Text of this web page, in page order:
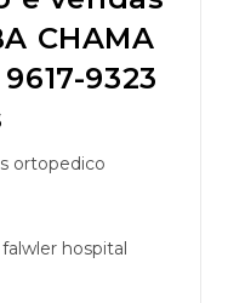
CHAMA
9323
ortopedico
hospital